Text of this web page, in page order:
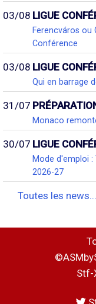
03/08 LIGUE
Ferencváros ou
Conférence
03/08 LIGUE
Qui en barrage
31/07
Monaco
30/07 LIGUE
Mode d'emploi :
2026-27
Toutes les news...
Stf-